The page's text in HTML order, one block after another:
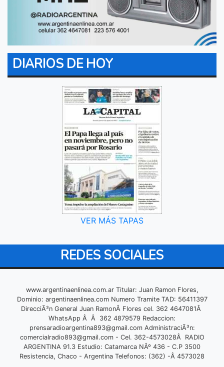
DIARIOS DE HOY
VER MÁS TAPAS
REDES SOCIALES
www.argentinaenlinea.com.ar Titular: Juan Ramon Flores,
Dominio: argentinaenlinea.com Numero Tramite TAD: 56411397
DirecciÃ³n General Juan RamonÂ Flores cel. 362 4647081Â
WhatsApp Â Â 362 4879579 Redaccion:
prensaradioargentina893@gmail.comAdministraciÃ³n:
comercialradio893@gmail.com- Cel. 362-4573028Â RADIO
ARGENTINA 91.3 Estudio: Catamarca NÂº 436 - C.P 3500
Resistencia, Chaco - Argentina Telefonos: (362) -Â 4573028